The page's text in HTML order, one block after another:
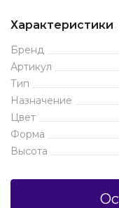
Характеристики
Бренд
Артикул
Тип
Назначение
Цвет
Форма
Высота